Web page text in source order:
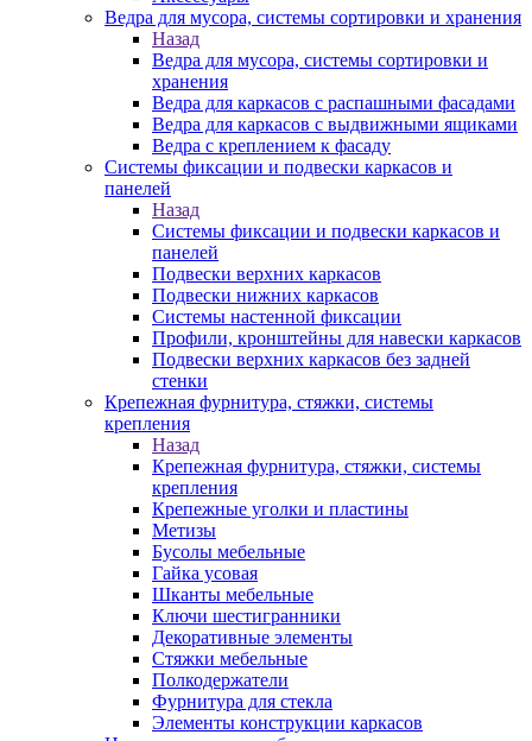
Ведра для мусора, системы сортировки и хранения
Назад
Ведра для мусора, системы сортировки и
хранения
Ведра для каркасов с распашными фасадами
Ведра для каркасов с выдвижными ящиками
Ведра с креплением к фасаду
Системы фиксации и подвески каркасов и
панелей
Назад
Системы фиксации и подвески каркасов и
панелей
Подвески верхних каркасов
Подвески нижних каркасов
Системы настенной фиксации
Профили, кронштейны для навески каркасов
Подвески верхних каркасов без задней
стенки
Крепежная фурнитура, стяжки, системы
крепления
Назад
Крепежная фурнитура, стяжки, системы
крепления
Крепежные уголки и пластины
Метизы
Бусолы мебельные
Гайка усовая
Шканты мебельные
Ключи шестигранники
Декоративные элементы
Стяжки мебельные
Полкодержатели
Фурнитура для стекла
Элементы конструкции каркасов